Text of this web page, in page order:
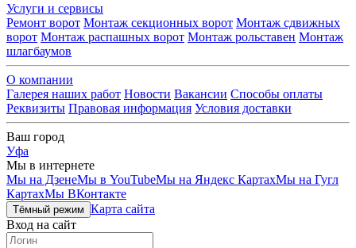
Услуги и сервисы
Ремонт ворот Монтаж секционных ворот Монтаж сдвижных
ворот Монтаж распашных ворот Монтаж рольставен Монтаж
шлагбаумов
О компании
Галерея наших работ Новости Вакансии Способы оплаты
Реквизиты Правовая информация Условия доставки
Ваш город
Уфа
Мы в интернете
Мы на ДзенеМы в YouTubeМы на Яндекс КартахМы на Гугл
КартахМы ВКонтакте
Тёмный режим Карта сайта
Вход на сайт